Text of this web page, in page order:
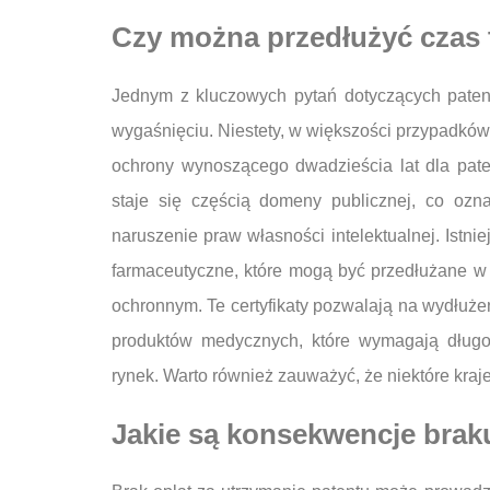
Czy można przedłużyć
Jednym z kluczowych pytań dotyczących
wygaśnięciu. Niestety, w większości
ochrony wynoszącego dwadzieścia lat dla
staje się częścią domeny publicznej, co
naruszenie praw własności intelektualnej.
farmaceutyczne, które mogą być przedłużane
ochronnym. Te certyfikaty pozwalają na
produktów medycznych, które wymagają
rynek. Warto również zauważyć, że niektóre
Jakie są konsekwencje